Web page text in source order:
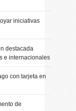
iniciativas
destacada
e internacionales
con tarjeta en
de